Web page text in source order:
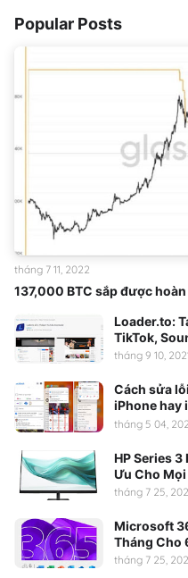
Popular Posts
137,000 BTC sắp được
tháng 7 11, 2022
Loader.to:
TikTok,
tháng 9 10,
Cách sửa
iPhone hay
tháng 5 04,
HP Series 3
Ưu Cho Mọi
tháng 7 25,
Microsoft
Tháng Cho
tháng 7 25,